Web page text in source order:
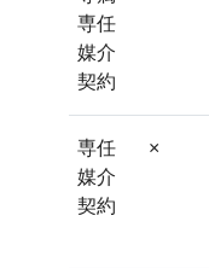
専任
媒介
契約
専任
媒介
契約
×